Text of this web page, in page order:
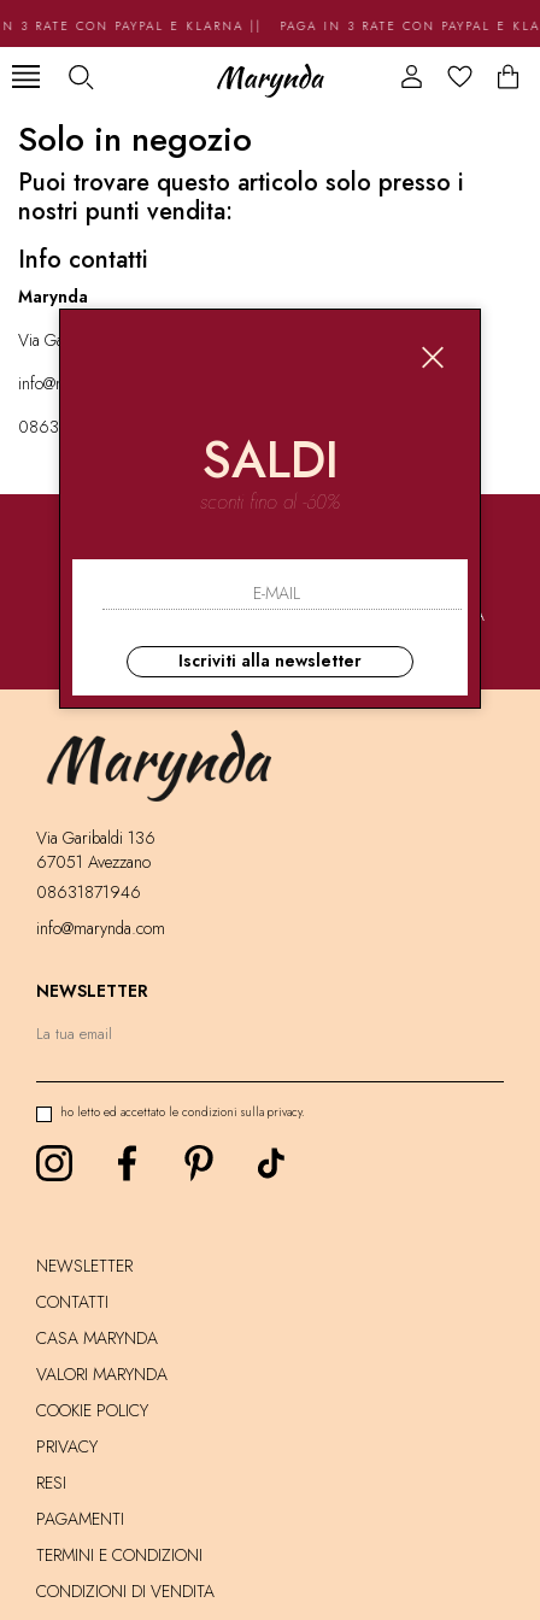
3 RATE CON PAYPAL E KLARNA || PAGA IN 3 RATE CON PAYPAL E
Solo in negozio
Puoi trovare questo articolo solo presso i
nostri punti vendita:
Info contatti
Marynda
Via Garibaldi 136 67051 Avezzano
info@marynda.com
08631871946
PAGAMENTI
CONSEGNE
ULTRA RAPIDE
ASSISTENZA
Via Garibaldi 136
67051 Avezzano
08631871946
info@marynda.com
NEWSLETTER
ho letto ed accettato le condizioni sulla privacy.
NEWSLETTER
CONTATTI
CASA MARYNDA
VALORI MARYNDA
COOKIE POLICY
PRIVACY
RESI
PAGAMENTI
TERMINI E CONDIZIONI
CONDIZIONI DI VENDITA
SALDI
sconti fino al -60%
Iscriviti alla newsletter